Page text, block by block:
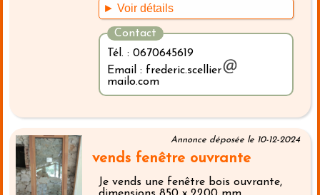
► Voir détails
Contact
Tél. : 0670645619
Email : frederic.scellier
mailo.com
Annonce déposée le 10-12-2024
vends fenêtre ouvrante
Je vends une fenêtre bois ouvrante,